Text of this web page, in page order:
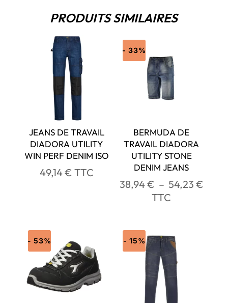
PRODUITS SIMILAIRES
JEANS DE TRAVAIL
DIADORA UTILITY
WIN PERF DENIM ISO
49,14€ TTC
- 33%
BERMUDA DE
TRAVAIL DIADORA
UTILITY STONE
DENIM JEANS
38,94€ – 54,23 €
TTC
- 53% - 15%